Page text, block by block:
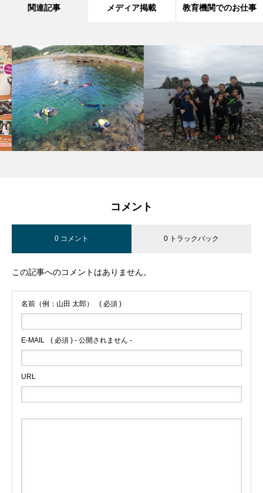
関連記事 メディア掲載 教育機関でのお仕事
コメント
0 コメント 0 トラックバック
この記事へのコメントはありません。
名前（例：山田 太郎） ( 必須 )
E-MAIL ( 必須 ) - 公開されません -
URL